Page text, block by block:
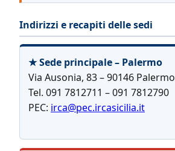
Indirizzi e recapiti delle sedi
★ Sede principale – Palermo
Via Ausonia, 83 – 90146 Palermo
Tel. 091 7812711 – 091 7812790
PEC: irca@pec.ircasicilia.it